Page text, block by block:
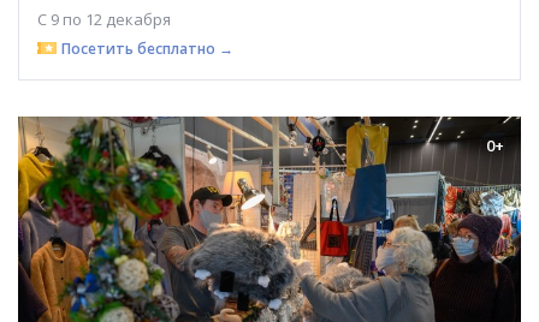
С 9 по 12 декабря
Посетить бесплатно →
0+